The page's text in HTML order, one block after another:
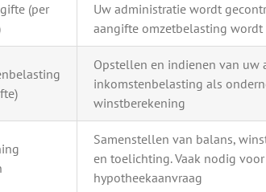
(per
Uw administratie wordt
aangifte omzetbelasting
Opstellen en indienen van uw
inkomstenbelasting als
winstberekening
Samenstellen van balans,
en toelichting. Vaak nodig
hypotheekaanvraag